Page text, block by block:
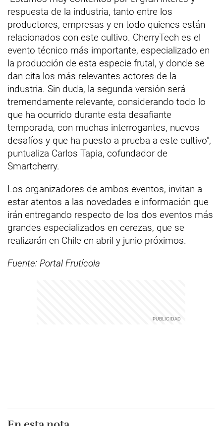
respuesta de la industria, tanto entre los
productores, empresas y en todo quienes están
relacionados con este cultivo. CherryTech es el
evento técnico más importante, especializado en
la producción de esta especie frutal, y donde se
dan cita los más relevantes actores de la
industria. Sin duda, la segunda versión será
tremendamente relevante, considerando todo lo
que ha ocurrido durante esta desafiante
temporada, con muchas interrogantes, nuevos
desafíos y que ha puesto a prueba a este cultivo",
puntualiza Carlos Tapia, cofundador de
Smartcherry.
Los organizadores de ambos eventos, invitan a
estar atentos a las novedades e información que
irán entregando respecto de los dos eventos más
grandes especializados en cerezas, que se
realizarán en Chile en abril y junio próximos.
Fuente: Portal Frutícola